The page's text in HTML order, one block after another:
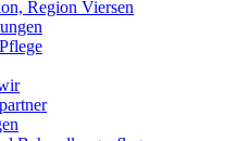
Region Viersen